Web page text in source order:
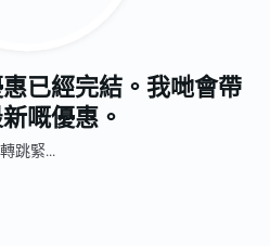
已經完結。我哋會帶
嘅優惠。
轉跳緊...